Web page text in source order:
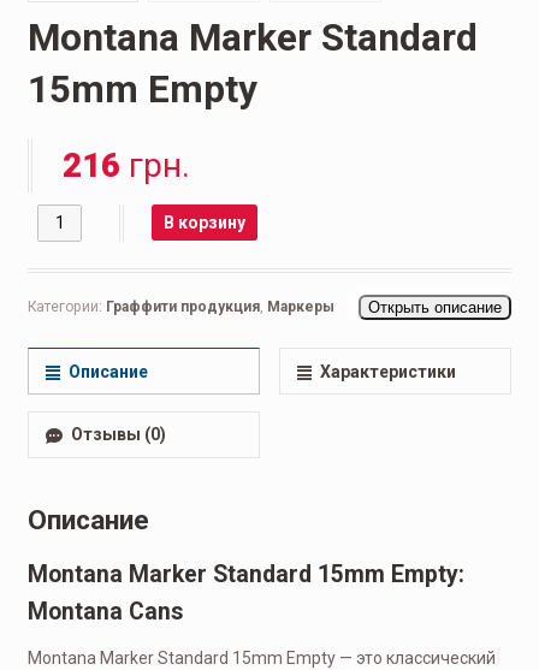
Montana Marker Standard
15mm Empty
216 грн.
Количество В корзину
Категории: Граффити продукция, Маркеры Открыть описание
Описание Характеристики
Отзывы (0)
Описание
Montana Marker Standard 15mm Empty:
Montana Cans
Montana Marker Standard 15mm Empty — это классический